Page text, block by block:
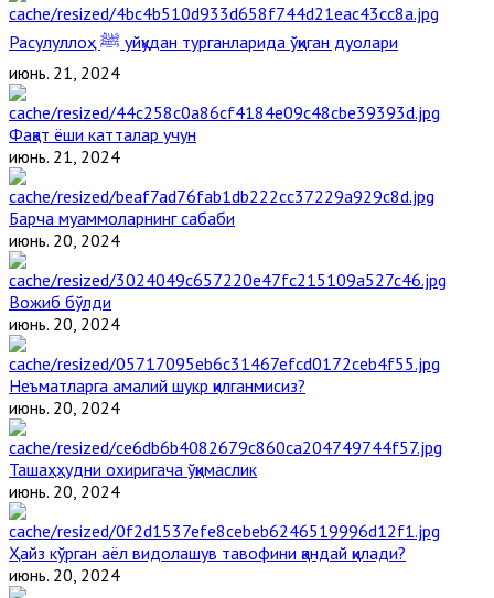
Расулуллоҳ ﷺ уйқудан турганларида ўқиган дуолари
июнь. 21, 2024
Фақат ёши катталар учун
июнь. 21, 2024
Барча муаммоларнинг сабаби
июнь. 20, 2024
Вожиб бўлди
июнь. 20, 2024
Неъматларга амалий шукр қилганмисиз?
июнь. 20, 2024
Ташаҳҳудни охиригача ўқимаслик
июнь. 20, 2024
Ҳайз кўрган аёл видолашув тавофини қандай қилади?
июнь. 20, 2024